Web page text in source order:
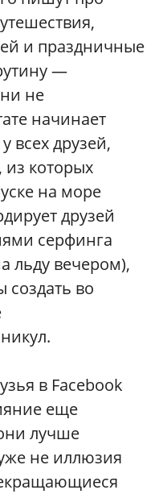
и праздничные
—
не
начинает
всех друзей,
из которых
на море
друзей
серфинга
льду вечером),
создать во
в Facebook
еще
лучше
не иллюзия